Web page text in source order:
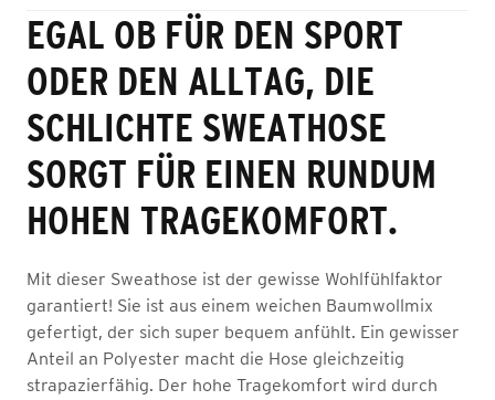
EGAL OB FÜR DEN SPORT
ODER DEN ALLTAG, DIE
SCHLICHTE SWEATHOSE
SORGT FÜR EINEN RUNDUM
HOHEN TRAGEKOMFORT.
Mit dieser Sweathose ist der gewisse Wohlfühlfaktor
garantiert! Sie ist aus einem weichen Baumwollmix
gefertigt, der sich super bequem anfühlt. Ein gewisser
Anteil an Polyester macht die Hose gleichzeitig
strapazierfähig. Der hohe Tragekomfort wird durch